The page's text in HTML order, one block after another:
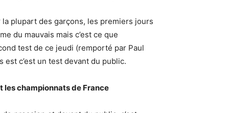
plupart des garçons, les premiers jours
du mauvais mais c’est ce que
test de ce jeudi (remporté par Paul
est c’est un test devant du public.
les championnats de France